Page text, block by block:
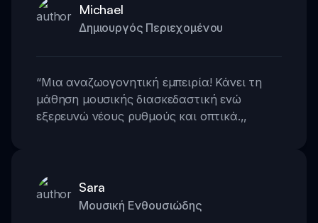
Michael
Δημιουργός Περιεχομένου
“Μια αναζωογονητική εμπειρία! Κάνει τη
μάθηση μουσικής διασκεδαστική ενώ
εξερευνώ νέους ρυθμούς και οπτικά.,,
Sara
Μουσική Ενθουσιώδης